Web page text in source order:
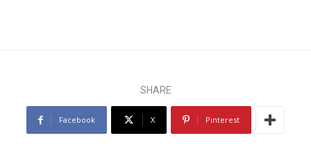
SHARE
Facebook X Pinterest